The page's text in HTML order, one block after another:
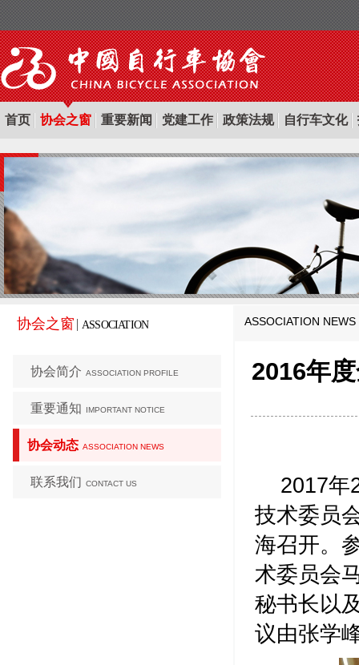
首页 协会之窗 重要新闻 党建工作 政策法规 自行车文化
协会之窗 ASSOCIATION
协会简介 ASSOCIATION PROFILE
重要通知 IMPORTANT NOTICE
协会动态 ASSOCIATION NEWS
联系我们 CONTACT US
ASSOCIATION NEWS
2016年
2017年
技术委员
海召开。
术委员会
秘书长以
议由张学